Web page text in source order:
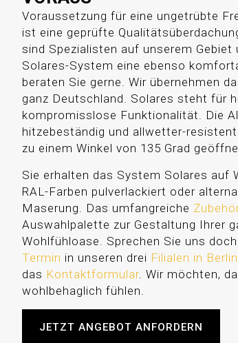
Voraussetzung für eine ungetrübte
ist eine geprüfte
sind Spezialisten auf unserem
Solares-System eine ebenso
beraten Sie gerne. Wir übernehmen
ganz Deutschland. Solares steht für
kompromisslose Funktionalität. Die
hitzebeständig und allwetter-
zu einem Winkel von 135 Grad
Sie erhalten das System Solares auf
RAL-Farben pulverlackiert oder
Maserung. Das umfangreiche
Auswahlpalette zur Gestaltung Ihrer
Wohlfühloase. Sprechen Sie uns
Termin in unseren drei Filialen in
das Kontaktformular. Wir möchten,
wohlbehaglich fühlen.
JETZT ANGEBOT ANFORDERN